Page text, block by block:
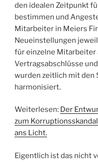
den idealen Zeitpunkt
bestimmen und
Mitarbeiter in Meiers
Neueinstellungen
für einzelne Mitarbeiter
Vertragsabschlüsse
wurden zeitlich mit
harmonisiert.
Weiterlesen: Der
zum
ans Licht.
Eigentlich ist das nicht